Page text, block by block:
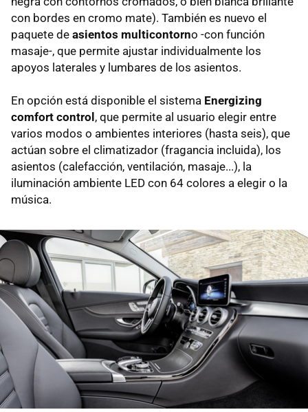
con bordes en cromo mate). También es nuevo el
paquete de asientos multicontorno -con función
masaje-, que permite ajustar individualmente los
apoyos laterales y lumbares de los asientos.
En opción está disponible el sistema Energizing
comfort control , que permite al usuario elegir entre
varios modos o ambientes interiores (hasta seis), que
actúan sobre el climatizador (fragancia incluida), los
asientos (calefacción, ventilación, masaje...), la
iluminación ambiente LED con 64 colores a elegir o la
música.